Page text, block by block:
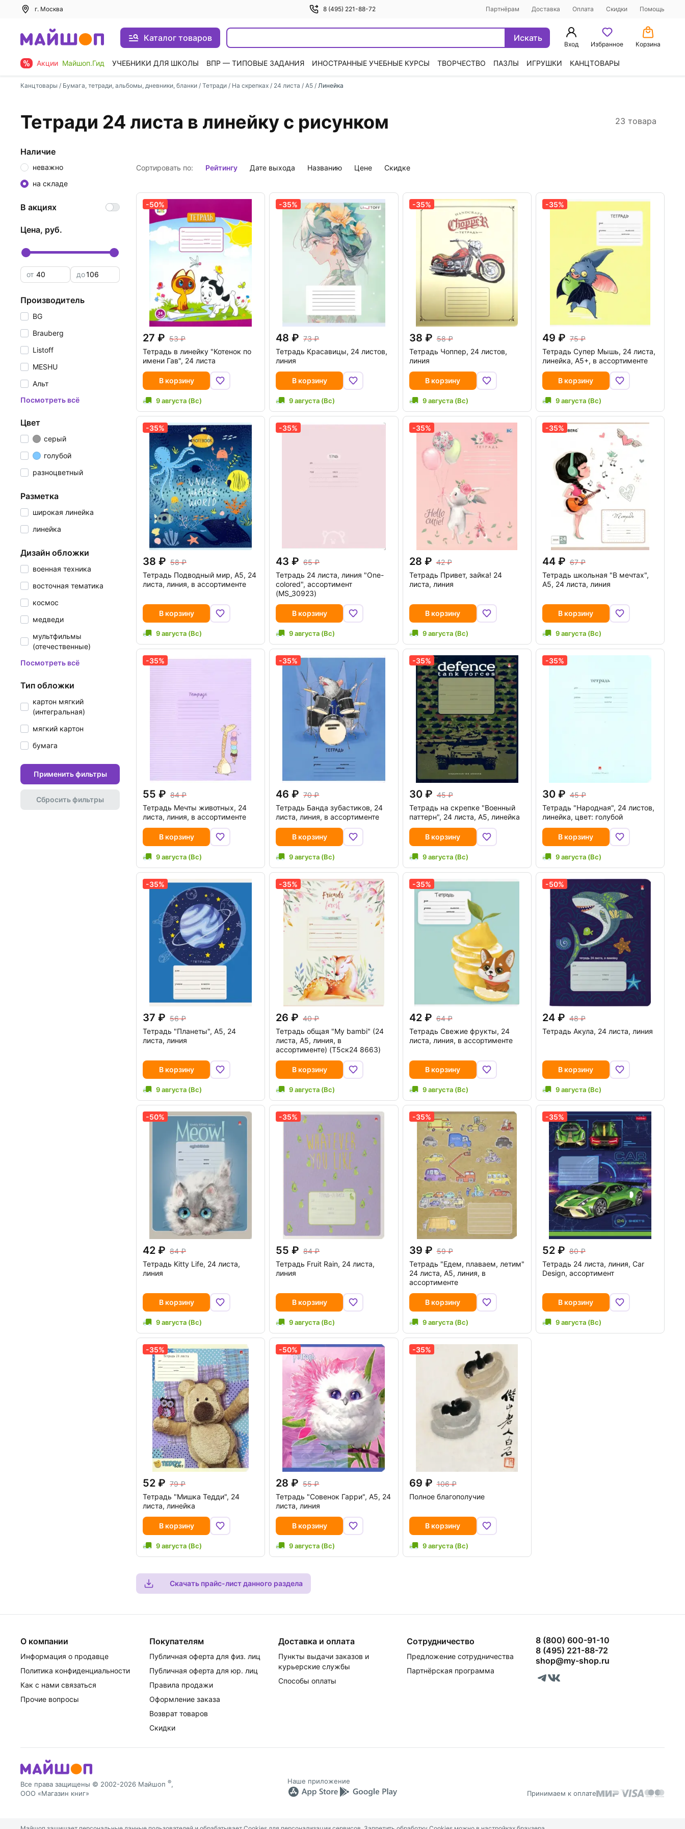
г. Москва 8 (495) 221-88-72 Партнёрам Доставка Оплата Скидки Помощь
Каталог товаров Искать
Вход Избранное Корзина
Акции Майшоп.Гид УЧЕБНИКИ ДЛЯ ШКОЛЫ ВПР — ТИПОВЫЕ ЗАДАНИЯ ИНОСТРАННЫЕ УЧЕБНЫЕ КУРСЫ ТВОРЧЕСТВО ПАЗЛЫ ИГРУШКИ КАНЦТОВАРЫ
Канцтовары / Бумага, тетради, альбомы, дневники, бланки / Тетради / На скрепках / 24 листа / А5 / Линейка
Тетради 24 листа в линейку с рисунком 23 товара
Сортировать по: рейтингу дате выхода названию цене скидке
-50%
27
53
Тетрадь в линейку "Котенок по
имени Гав", 24 листа
В корзину
9 августа (Вс)
-35%
48
73
Тетрадь Красавицы, 24 листов,
линия
В корзину
9 августа (Вс)
-35%
38
58
Тетрадь Чоппер, 24 листов,
линия
В корзину
9 августа (Вс)
-35%
49
75
Тетрадь Супер Мышь, 24 листа,
линейка, А5+, в ассортименте
В корзину
9 августа (Вс)
-35%
38
58
Тетрадь Подводный мир, А5, 24
листа, линия, в ассортименте
В корзину
9 августа (Вс)
-35%
43
65
Тетрадь 24 листа, линия "Оne-
colored", ассортимент
(MS_30923)
В корзину
9 августа (Вс)
-35%
28
42
Тетрадь Привет, зайка! 24
листа, линия
В корзину
9 августа (Вс)
-35%
44
67
Тетрадь школьная "В мечтах",
А5, 24 листа, линия
В корзину
9 августа (Вс)
-35%
55
84
Тетрадь Мечты животных, 24
листа, линия, в ассортименте
В корзину
9 августа (Вс)
-35%
46
70
Тетрадь Банда зубастиков, 24
листа, линия, в ассортименте
В корзину
9 августа (Вс)
-35%
30
45
Тетрадь на скрепке "Военный
паттерн", 24 листа, А5, линейка
В корзину
9 августа (Вс)
-35%
30
45
Тетрадь "Народная", 24 листов,
линейка, цвет: голубой
В корзину
9 августа (Вс)
-35%
37
56
Тетрадь "Планеты", А5, 24
листа, линия
В корзину
9 августа (Вс)
-35%
26
40
Тетрадь общая "My bambi" (24
листа, А5, линия, в
ассортименте) (Т5ск24 8663)
В корзину
9 августа (Вс)
-35%
42
64
Тетрадь Свежие фрукты, 24
листа, линия, в ассортименте
В корзину
9 августа (Вс)
-50%
24
48
Тетрадь Акула, 24 листа, линия
В корзину
9 августа (Вс)
-50%
42
84
Тетрадь Kitty Life, 24 листа,
линия
В корзину
9 августа (Вс)
-35%
55
84
Тетрадь Fruit Rain, 24 листа,
линия
В корзину
9 августа (Вс)
-35%
39
59
Тетрадь "Едем, плаваем, летим"
24 листа, А5, линия, в
ассортименте
В корзину
9 августа (Вс)
-35%
52
80
Тетрадь 24 листа, линия, Car
Design, ассортимент
В корзину
9 августа (Вс)
-35%
52
79
Тетрадь "Мишка Тедди", 24
листа, линейка
В корзину
9 августа (Вс)
-50%
28
55
Тетрадь "Совенок Гарри", А5, 24
листа, линия
В корзину
9 августа (Вс)
-35%
69
106
Полное благополучие
В корзину
9 августа (Вс)
Скачать прайс-лист данного раздела
Наличие
неважно
на складе
В акциях
цена, руб.
от до
производитель
BG
Brauberg
Listoff
MESHU
Альт
Посмотреть всё
цвет
серый
голубой
разноцветный
разметка
широкая линейка
линейка
дизайн обложки
военная техника
восточная тематика
космос
медведи
мультфильмы
(отечественные)
Посмотреть всё
тип обложки
картон мягкий
(интегральная)
мягкий картон
бумага
Применить фильтры
Сбросить фильтры
О компании
Информация о продавце
Политика конфиденциальности
Как с нами связаться
Прочие вопросы
Покупателям
Публичная оферта для физ. лиц
Публичная оферта для юр. лиц
Правила продажи
Оформление заказа
Возврат товаров
Скидки
Доставка и оплата
Пункты выдачи заказов и
курьерские службы
Способы оплаты
Сотрудничество
Предложение сотрудничества
Партнёрская программа
8 (800) 600-91-10
8 (495) 221-88-72
shop@my-shop.ru
Все права защищены © 2002-2026 Майшоп ®,
ООО «Магазин книг»
Наше приложение
Принимаем к оплате